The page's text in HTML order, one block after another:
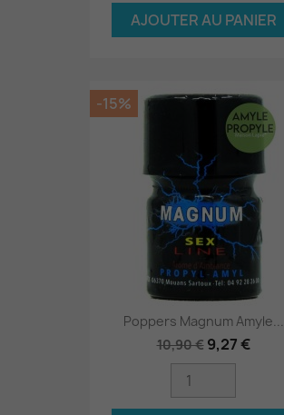
AJOUTER AU PANIER
Poppers Magnum Amyle...
10,90 € 9,27 €
-15%